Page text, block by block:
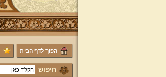
הפוך לדף הבית
חיפוש